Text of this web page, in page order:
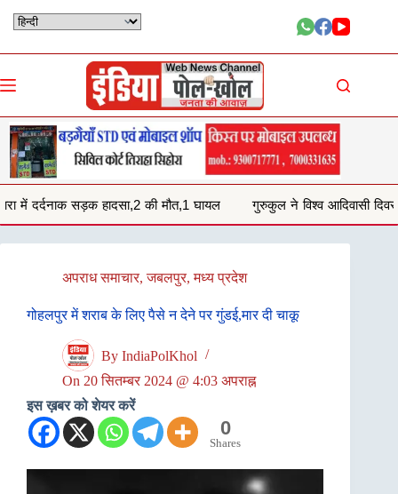
की मौत,1 घायल गुरुकुल ने विश्व आदिवासी दिवस पर समाजिक लोगो को
अपराध समाचार,जबलपुर,मध्य प्रदेश
गोहलपुर में शराब के लिए पैसे न देने पर गुंडई,मार दी चाकू
By IndiaPolKhol
On 20 सितम्बर 2024 @ 4:03 अपराह्न
इस ख़बर को शेयर करें
0
Shares